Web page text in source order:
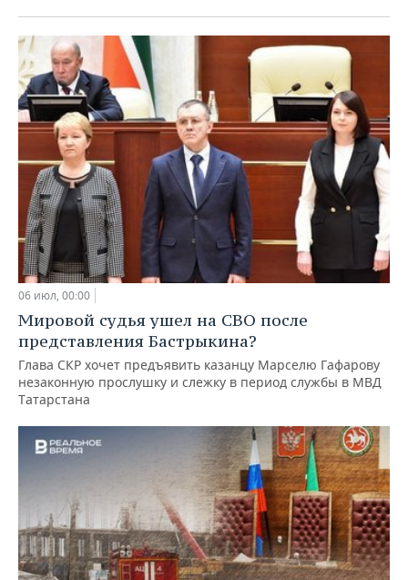
06 июл, 00:00
Мировой судья ушел на СВО после
представления Бастрыкина?
Глава СКР хочет предъявить казанцу Марселю Гафарову
незаконную прослушку и слежку в период службы в МВД
Татарстана